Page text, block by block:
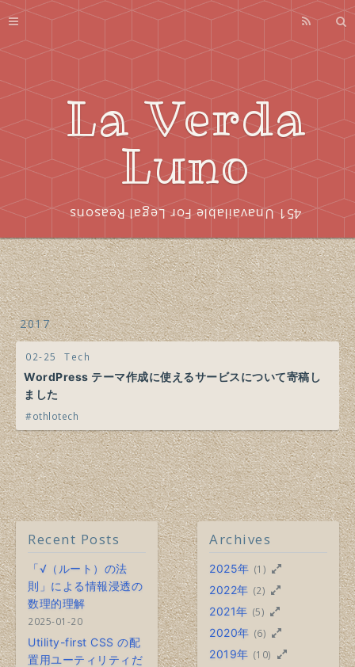
La Verda
Luno
451 Unavailable For Legal Reasons
2017
02-25 Tech
WordPress テーマ作成に使えるサービスについて寄稿し
ました
othlotech
Recent Posts
「√（ルート）の法
則」による情報浸透の
数理的理解
2025-01-20
Utility-first CSS の配
置用ユーティリティだ
Archives
2025年 (1)
2022年 (2)
2021年 (5)
2020年 (6)
2019年 (10)
Profile
About
Series
Index